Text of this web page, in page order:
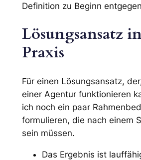
Definition zu Beginn
Lösungsansatz
Praxis
Für einen Lösungsansatz,
einer Agentur funktionieren
ich noch ein paar
formulieren, die nach einem
sein müssen.
Das Ergebnis ist